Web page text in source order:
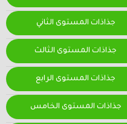
جذاذات المستوى الثاني
جذاذات المستوى الثالث
جذاذات المستوى الرابع
جذاذات المستوى الخامس